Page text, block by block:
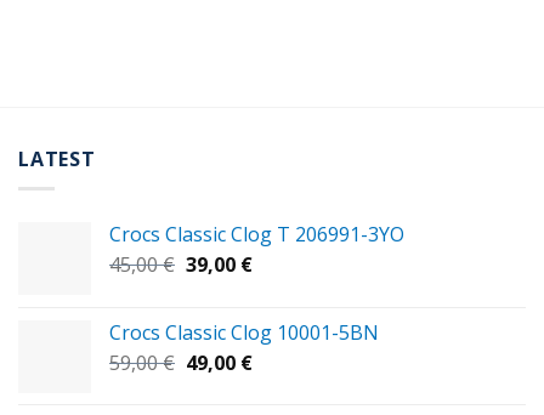
LATEST
Crocs Classic Clog T 206991-3YΟ
45,00€ Original
45,00 €.
39,00 €Η
είναι:
39,00 €.
Crocs Classic Clog 10001-5BN
59,00€ Original
49,00 €Η